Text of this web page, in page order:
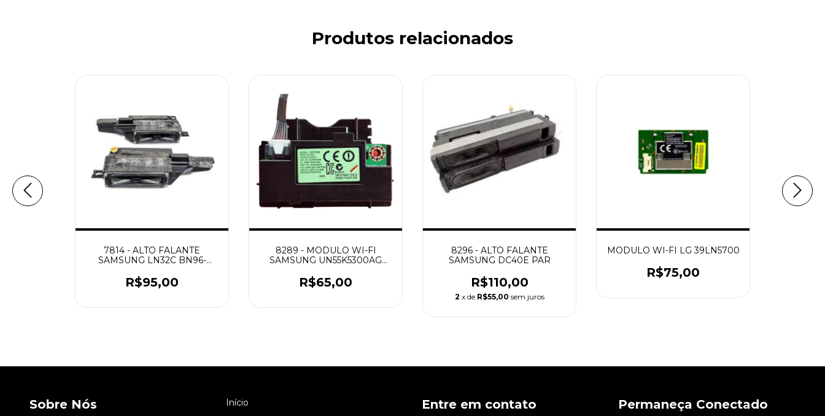
Produtos relacionados
7814 - ALTO FALANTE
SAMSUNG LN32C BN96-
R$95,00
8289 - MODULO WI-FI
SAMSUNG UN55K5300AG
R$65,00
8296 - ALTO FALANTE
SAMSUNG DC40E PAR
R$110,00
2 x de R$55,00 sem juros
MODULO WI-FI LG 39LN5700
R$75,00
9057
Sobre Nós Início Entre em contato Permaneça Conectado